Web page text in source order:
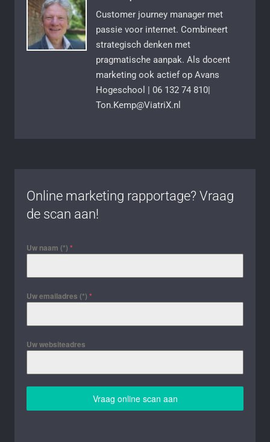
Customer journey manager met
passie voor internet. Combineert
strategisch denken met
pragmatische aanpak. Als docent
marketing ook actief op Avans
Hogeschool | 06 132 74 810|
Ton.Kemp@ViatriX.nl
Online marketing rapportage? Vraag
de scan aan!
Uw naam (*) *
Uw emailadres (*) *
Uw websiteadres
Vraag online scan aan